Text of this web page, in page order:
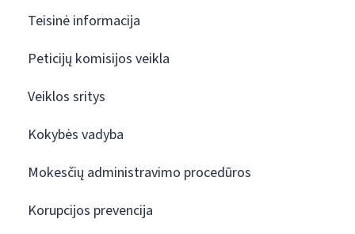
Teisinė informacija
Peticijų komisijos veikla
Veiklos sritys
Kokybės vadyba
Mokesčių administravimo procedūros
Korupcijos prevencija